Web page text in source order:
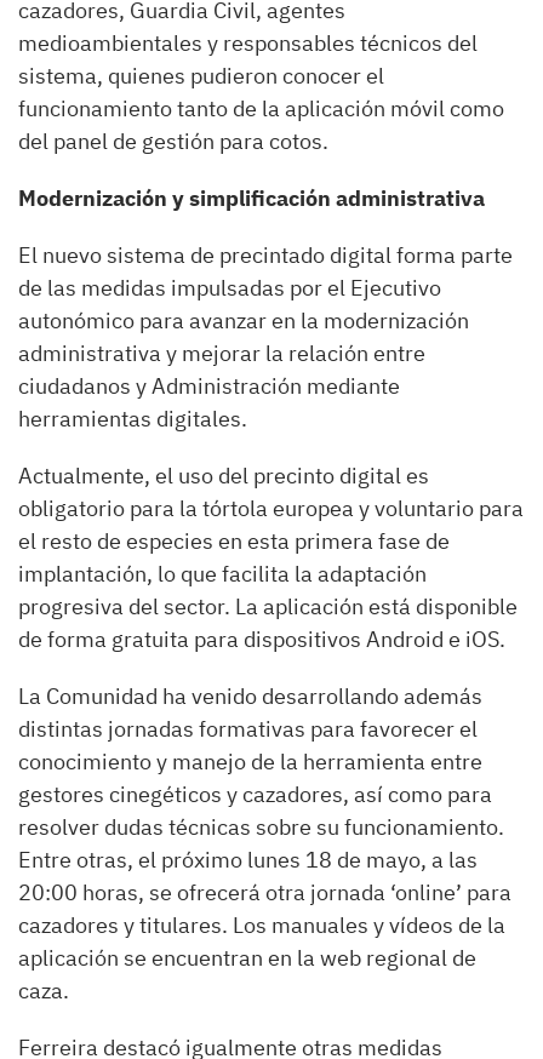
cazadores, Guardia Civil, agentes
medioambientales y responsables técnicos del
sistema, quienes pudieron conocer el
funcionamiento tanto de la aplicación móvil como
del panel de gestión para cotos.
Modernización y simplificación administrativa
El nuevo sistema de precintado digital forma parte
de las medidas impulsadas por el Ejecutivo
autonómico para avanzar en la modernización
administrativa y mejorar la relación entre
ciudadanos y Administración mediante
herramientas digitales.
Actualmente, el uso del precinto digital es
obligatorio para la tórtola europea y voluntario para
el resto de especies en esta primera fase de
implantación, lo que facilita la adaptación
progresiva del sector. La aplicación está disponible
de forma gratuita para dispositivos Android e iOS.
La Comunidad ha venido desarrollando además
distintas jornadas formativas para favorecer el
conocimiento y manejo de la herramienta entre
gestores cinegéticos y cazadores, así como para
resolver dudas técnicas sobre su funcionamiento.
Entre otras, el próximo lunes 18 de mayo, a las
20:00 horas, se ofrecerá otra jornada ‘online’ para
cazadores y titulares. Los manuales y vídeos de la
aplicación se encuentran en la web regional de
caza.
Ferreira destacó igualmente otras medidas